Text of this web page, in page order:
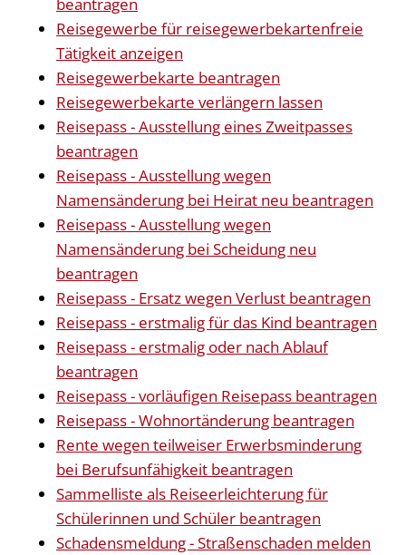
Reisegewerbe für reisegewerbekartenfreie
Tätigkeit anzeigen
Reisegewerbekarte beantragen
Reisegewerbekarte verlängern lassen
Reisepass - Ausstellung eines Zweitpasses
beantragen
Reisepass - Ausstellung wegen
Namensänderung bei Heirat neu beantragen
Reisepass - Ausstellung wegen
Namensänderung bei Scheidung neu
beantragen
Reisepass - Ersatz wegen Verlust beantragen
Reisepass - erstmalig für das Kind beantragen
Reisepass - erstmalig oder nach Ablauf
beantragen
Reisepass - vorläufigen Reisepass beantragen
Reisepass - Wohnortänderung beantragen
Rente wegen teilweiser Erwerbsminderung
bei Berufsunfähigkeit beantragen
Sammelliste als Reiseerleichterung für
Schülerinnen und Schüler beantragen
Schadensmeldung - Straßenschaden melden